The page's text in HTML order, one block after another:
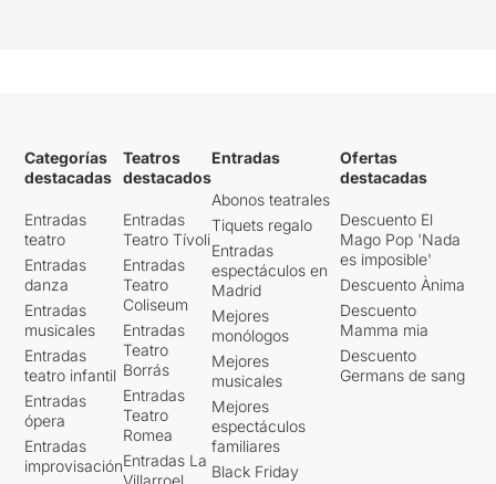
Categorías
destacadas
Entradas
teatro
Entradas
danza
Entradas
musicales
Entradas
teatro infantil
Entradas
ópera
Entradas
improvisación
Teatros
destacados
Entradas
Teatro Tívoli
Entradas
Teatro
Coliseum
Entradas
Teatro
Borrás
Entradas
Teatro
Romea
Entradas La
Villarroel
Entradas
Abonos teatrales
Tiquets regalo
Entradas
espectáculos en
Madrid
Mejores
monólogos
Mejores
musicales
Mejores
espectáculos
familiares
Black Friday
Ofertas
destacadas
Descuento El
Mago Pop 'Nada
es imposible'
Descuento Ànima
Descuento
Mamma mia
Descuento
Germans de sang